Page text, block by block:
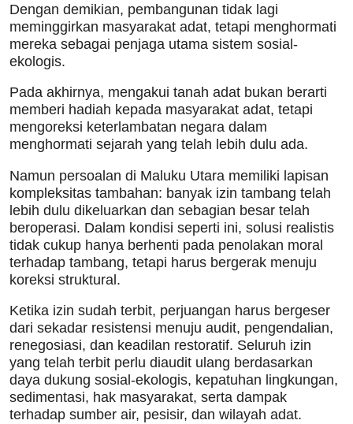
Dengan demikian, pembangunan tidak lagi
meminggirkan masyarakat adat, tetapi menghormati
mereka sebagai penjaga utama sistem sosial-
ekologis.
Pada akhirnya, mengakui tanah adat bukan berarti
memberi hadiah kepada masyarakat adat, tetapi
mengoreksi keterlambatan negara dalam
menghormati sejarah yang telah lebih dulu ada.
Namun persoalan di Maluku Utara memiliki lapisan
kompleksitas tambahan: banyak izin tambang telah
lebih dulu dikeluarkan dan sebagian besar telah
beroperasi. Dalam kondisi seperti ini, solusi realistis
tidak cukup hanya berhenti pada penolakan moral
terhadap tambang, tetapi harus bergerak menuju
koreksi struktural.
Ketika izin sudah terbit, perjuangan harus bergeser
dari sekadar resistensi menuju audit, pengendalian,
renegosiasi, dan keadilan restoratif. Seluruh izin
yang telah terbit perlu diaudit ulang berdasarkan
daya dukung sosial-ekologis, kepatuhan lingkungan,
sedimentasi, hak masyarakat, serta dampak
terhadap sumber air, pesisir, dan wilayah adat.